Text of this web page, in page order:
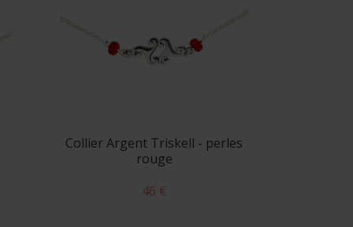
Collier Argent Triskell - perles
rouge
46 €